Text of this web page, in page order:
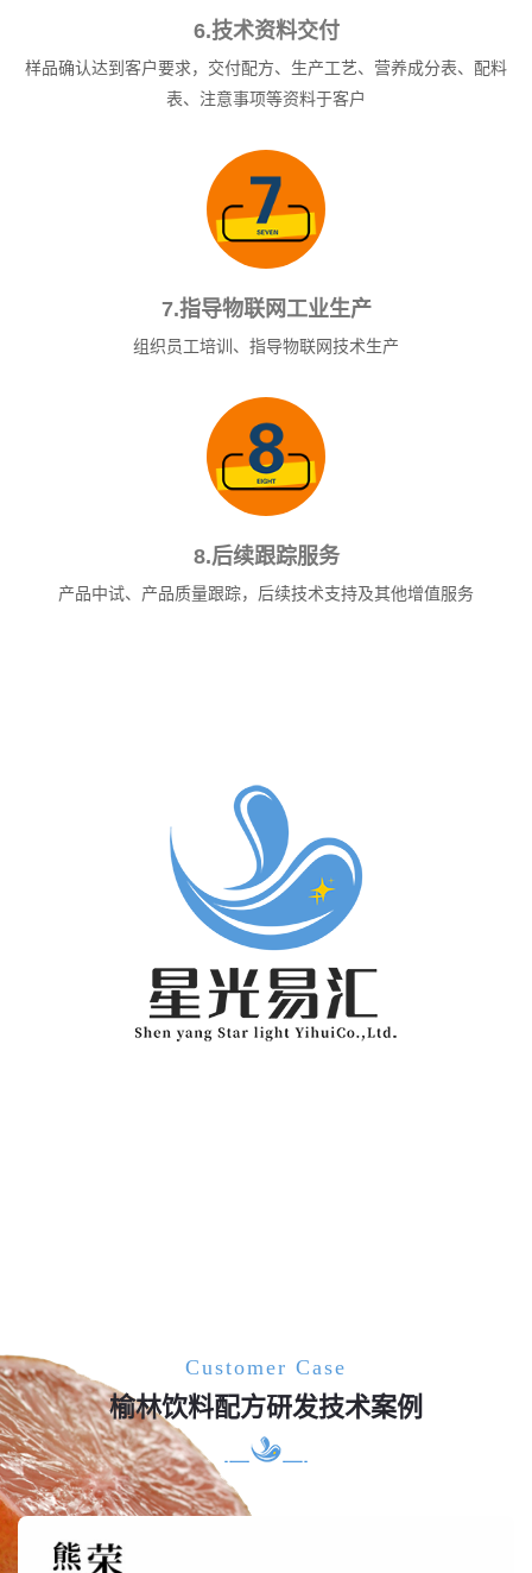
6.技术资料交付
样品确认达到客户要求，交付配方、生产工艺、营养成分表、配料
表、注意事项等资料于客户
7.指导物联网工业生产
组织员工培训、指导物联网技术生产
8.后续跟踪服务
产品中试、产品质量跟踪，后续技术支持及其他增值服务
Customer Case
榆林饮料配方研发技术案例